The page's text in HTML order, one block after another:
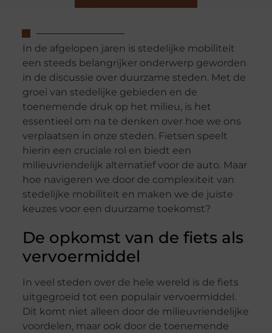
In de afgelopen jaren is stedelijke mobiliteit
een steeds belangrijker onderwerp geworden
in de discussie over duurzame steden. Met de
groei van stedelijke gebieden en de
toenemende druk op het milieu, is het
essentieel om na te denken over hoe we ons
verplaatsen in onze steden. Fietsen speelt
hierin een cruciale rol en biedt een
milieuvriendelijk alternatief voor de auto. Maar
hoe navigeren we door de complexiteit van
stedelijke mobiliteit en maken we de juiste
keuzes voor een duurzame toekomst?
De opkomst van de fiets als
vervoermiddel
In veel steden over de hele wereld is de fiets
uitgegroeid tot een populair vervoermiddel.
Dit komt niet alleen door de milieuvriendelijke
voordelen, maar ook door de toenemende